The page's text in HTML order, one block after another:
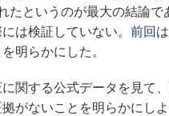
たというのが最大の結論
は検証していない。 前回
明らかにした。
関する公式データを見て
がないことを明らかにしよ